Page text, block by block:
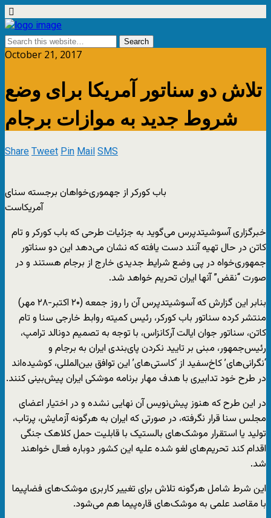
October 21, 2017
تلاش دو سناتور آمریکا برای وضع
شروط جدید به موازات برجام
ShareTweetPinMailSMS
باب کورکر از جهموری‌خواهان برجسته سنای
آمریکاست
خبرگزاری آسوشیتدپرس می‌گوید به جزئیات طرحی که باب کورکر و تام
کاتن در حال تهیه آنند دست یافته که نشان می‌دهد این دو سناتور
جمهوری‌خواه در پی وضع شرایط جدیدی خارج از برجام هستند و در
صورت “نقض” آنها ایران تحریم خواهد شد.
بنابر این گزارش که آسوشیتدپرس آن را روز جمعه (۲۰ اکتبر-۲۸ مهر)
منتشر کرده سناتور باب کورکر، رئیس کمیته روابط خارجی سنا و تام
کاتن، سناتور جوان ایالت آرکانزاس، با توجه به تصمیم دونالد ترامپ،
رئیس‌جمهور، مبنی بر تایید نکردن پای‌بندی ایران به برجام و
‘نگرانی‌های’ کاخ‌سفید از ‘کاستی‌های’ این توافق بین‌المللی، کوشیده‌اند
در طرح خود تدابیری با هدف مهار برنامه موشکی ایران پیش‌بینی کنند.
در این طرح که هنوز پیش‌نویس آن نهایی نشده و در اختیار اعضای
مجلس سنا قرار نگرفته، در صورتی که ایران به هرگونه آزمایش، پرتاب،
تولید یا استقرار موشک‌های بالستیک با قابلیت حمل کلاهک جنگی
اقدام کند تحریم‌های لغو شده علیه این کشور دوباره فعال خواهند
شد.
این شرط شامل هرگونه تلاش برای تغییر کاربری موشک‌های فضاپیما
با مقاصد علمی به موشک‌های قاره‌پیما هم می‌شود.